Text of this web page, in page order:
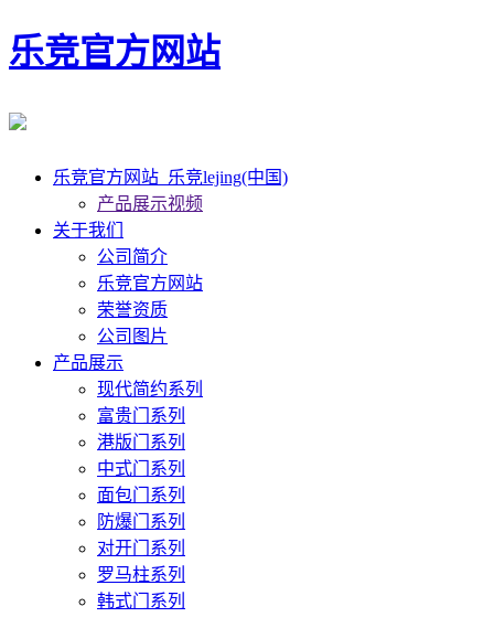
乐竞官方网站
乐竞官方网站_乐竞lejing(中国)
产品展示视频
关于我们
公司简介
乐竞官方网站
荣誉资质
公司图片
产品展示
现代简约系列
富贵门系列
港版门系列
中式门系列
面包门系列
防爆门系列
对开门系列
罗马柱系列
韩式门系列